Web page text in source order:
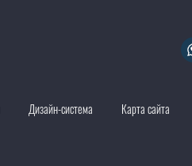
Дизайн-система Карта сайта